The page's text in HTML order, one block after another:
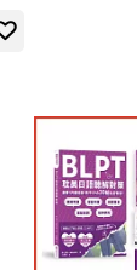
李國權(14)
程琳(14)